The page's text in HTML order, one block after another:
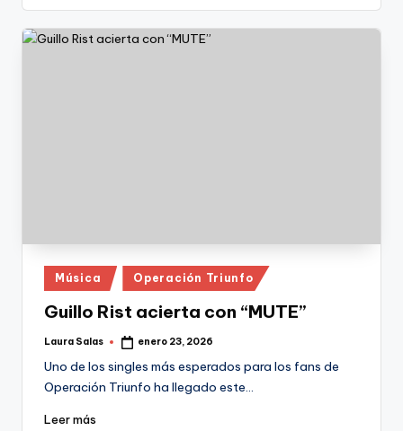
Publicado
en
Música Operación Triunfo
Guillo Rist acierta con “MUTE”
Publicado
Laura Salas enero 23, 2026
Uno de los singles más esperados para los fans de
Operación Triunfo ha llegado este…
Leer más